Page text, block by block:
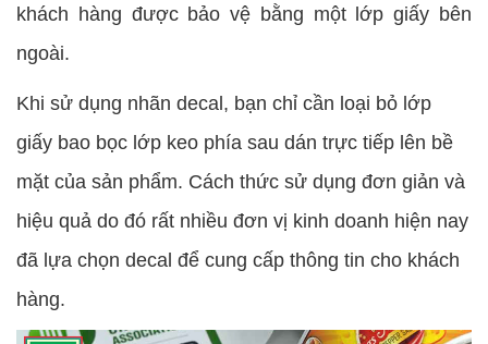
khách hàng được bảo vệ bằng một lớp giấy bên
ngoài.
Khi sử dụng nhãn decal, bạn chỉ cần loại bỏ lớp
giấy bao bọc lớp keo phía sau dán trực tiếp lên bề
mặt của sản phẩm. Cách thức sử dụng đơn giản và
hiệu quả do đó rất nhiều đơn vị kinh doanh hiện nay
đã lựa chọn decal để cung cấp thông tin cho khách
hàng.